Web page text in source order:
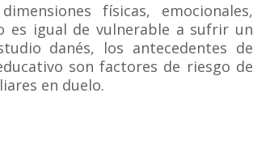
físicas, emocionales,
es igual de vulnerable a sufrir un
danés, los antecedentes de
son factores de riesgo de
en duelo.